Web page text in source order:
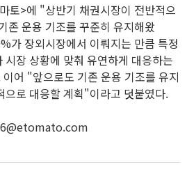
토>에 "상반기 채권시장이 전반적으
존 운용 기조를 꾸준히 유지해왔
가 장외시장에서 이뤄지는 만큼 특정
장 상황에 맞춰 유연하게 대응하는
어 "앞으로도 기존 운용 기조를 유지
으로 대응할 계획"이라고 덧붙였다.